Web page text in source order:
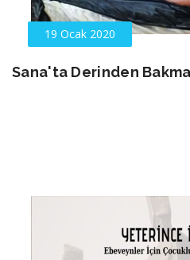
19 Ocak 2020
Sana'ta Derinden